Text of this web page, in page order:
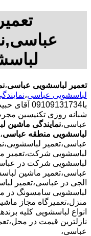
تعمیر لباسشویی عباسی،
لباسشویی عباسی،
شبانه روزی تکنیسین
عباسی،نمایندگی ماشین
لباسشویی منطقه عباسی
عباسی،تعمیر
لباسشویی شرکت،تعمیر
لباسشویی شرکت در
عباسی،تعمیر ماشین
الجی در عباسی،تعمیر
لباسشویی سامسونگ در
منزل،تعمیرگاه مجاز
انواع لباسشویی کلیه
نازلترین قیمت در
عباسی،